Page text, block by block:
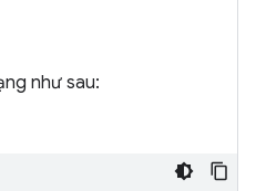
như sau: